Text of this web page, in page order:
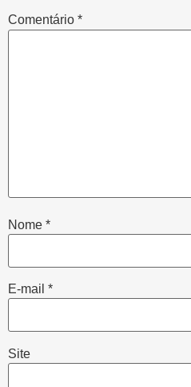
Comentário *
Nome *
E-mail *
Site